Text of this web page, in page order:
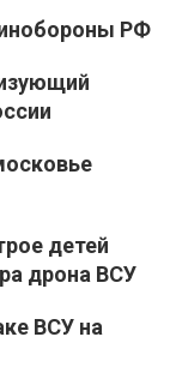
РФ
детей
дрона ВСУ
ВСУ на